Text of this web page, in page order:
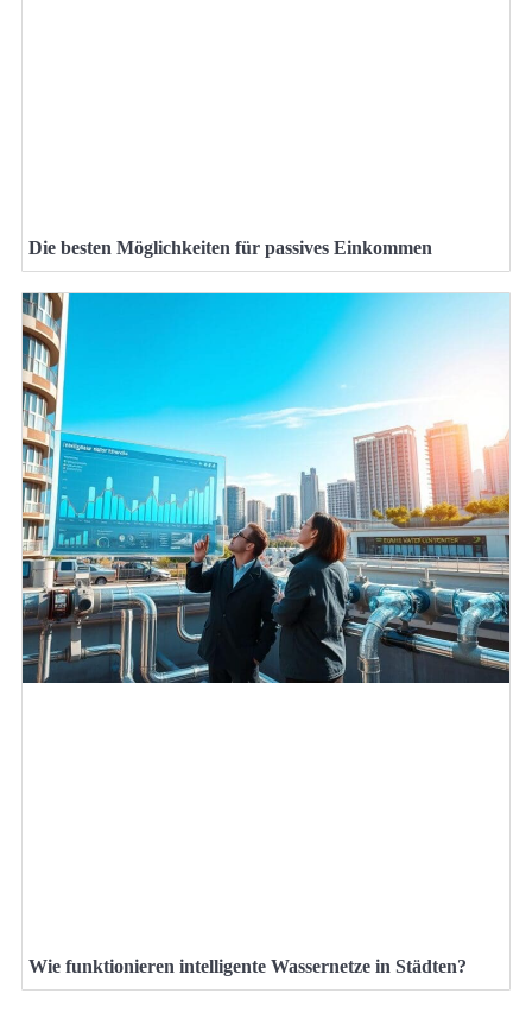
Die besten Möglichkeiten für passives Einkommen
Wie funktionieren intelligente Wassernetze in Städten?